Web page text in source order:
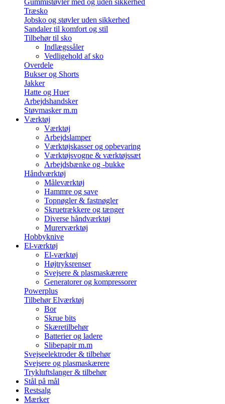
Gummistøvler med og uden sikkerhed
Træsko
Jobsko og støvler uden sikkerhed
Sandaler til komfort og stil
Tilbehør til sko
Indlægssåler
Vedligehold af sko
Overdele
Bukser og Shorts
Jakker
Hatte og Huer
Arbejdshandsker
Støvmasker m.m
Værktøj
Værktøj
Arbejdslamper
Værktøjskasser og opbevaring
Værktøjsvogne & værktøjssæt
Arbejdsbænke og -bukke
Håndværktøj
Måleværktøj
Hammre og save
Topnøgler & fastnøgler
Skruetrækkere og tænger
Diverse håndværktøj
Murerværktøj
Hobbyknive
El-værktøj
El-værktøj
Højtryksrenser
Svejsere & plasmaskærere
Generatorer og kompressorer
Powerplus
Tilbehør Elværktøj
Bor
Skrue bits
Skæretilbehør
Batterier og ladere
Slibepapir m.m
Svejseelektroder & tilbehør
Svejsere og plasmaskærere
Trykluftslanger & tilbehør
Stål på mål
Restsalg
Mærker